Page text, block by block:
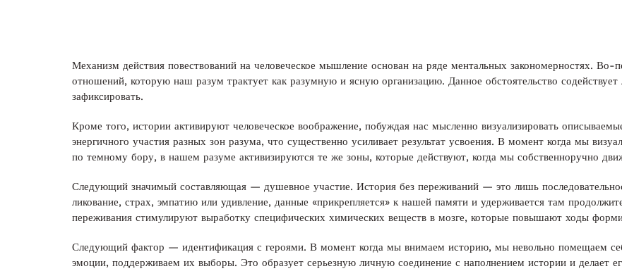
Механизм действия повествований на человеческое мышление основан на ряде ментальных закономерностях. Во-
отношений, которую наш разум трактует как разумную и ясную организацию. Данное обстоятельство
зафиксировать.
Кроме того, истории активируют человеческое воображение, побуждая нас мысленно визуализировать
энергичного участия разных зон разума, что существенно усиливает результат усвоения. В момент когда мы
по темному бору, в нашем разуме активизируются те же зоны, которые действуют, когда мы собственноручно
Следующий значимый составляющая — душевное участие. История без переживаний — это лишь
ликование, страх, эмпатию или удивление, данные «прикрепляется» к нашей памяти и удерживается там
переживания стимулируют выработку специфических химических веществ в мозге, которые повышают ходы
Следующий фактор — идентификация с героями. В момент когда мы внимаем историю, мы невольно помещаем
эмоции, поддерживаем их выборы. Это образует серьезную личную соединение с наполнением истории и делает